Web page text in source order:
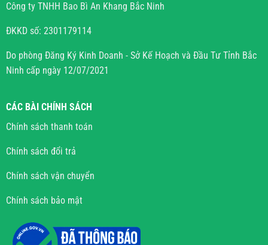
Công ty TNHH Bao Bì An Khang Bắc Ninh
ĐKKD số: 2301179114
Do phòng Đăng Ký Kinh Doanh - Sở Kế Hoạch và Đầu Tư Tỉnh Bắc
Ninh cấp ngày 12/07/2021
CÁC BÀI CHÍNH SÁCH
Chính sách thanh toán
Chính sách đổi trả
Chính sách vận chuyển
Chính sách bảo mật